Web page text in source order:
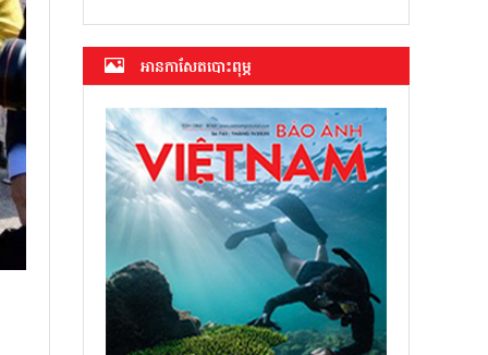
អាន​កាសែត​បោះពុម្ភ